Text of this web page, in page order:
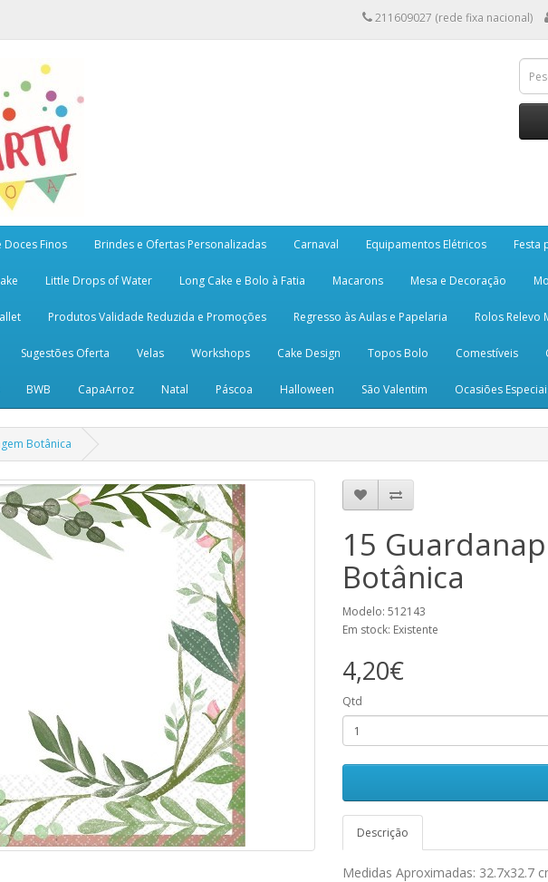
211609027 (rede fixa nacional)
Finos Brindes e Ofertas Personalizadas Carnaval Equipamentos Elétricos Festa
Little Drops of Water Long Cake e Bolo à Fatia Macarons Mesa e Decoração
Produtos Validade Reduzida e Promoções Regresso às Aulas e Papelaria Rolos Relevo
Sugestões Oferta Velas Workshops Cake Design Topos Bolo Comestíveis
BWB CapaArroz Natal Páscoa Halloween São Valentim Ocasiões
Botânica
15
Botânica
Modelo: 512143
Em stock: Existente
4,20€
Qtd
Descrição
Medidas Aproximadas: 32.7x32.7